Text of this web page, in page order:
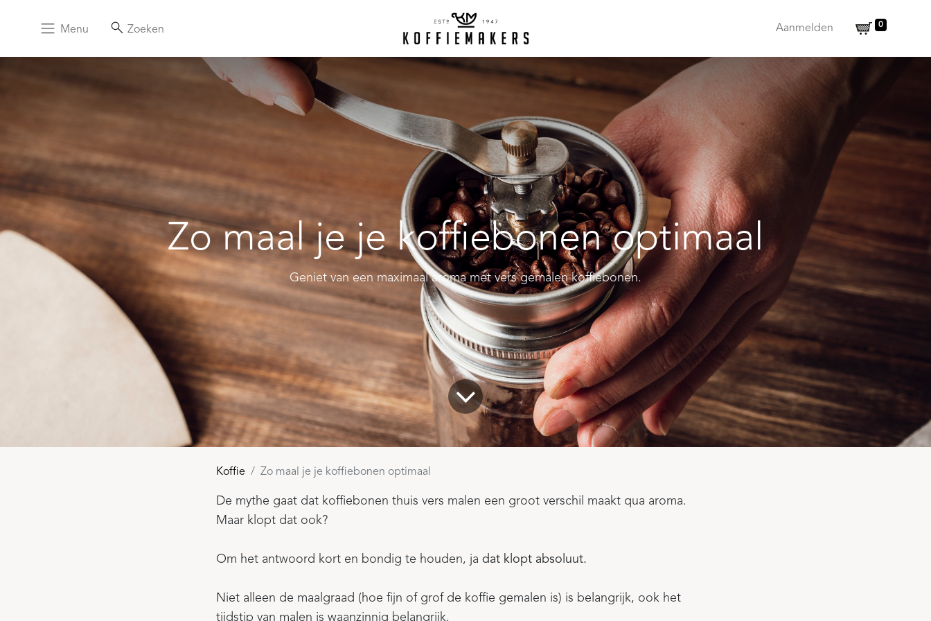
Aanmelden 0
Menu Zoeken
Zo maal je je koffiebonen optimaal
Geniet van een maximaal aroma met vers gemalen koffiebonen.
Koffie Zo maal je je koffiebonen optimaal
De mythe gaat dat koffiebonen thuis vers malen een groot verschil maakt qua aroma.
Maar klopt dat ook?
Om het antwoord kort en bondig te houden, ja dat klopt absoluut.
Niet alleen de maalgraad (hoe fijn of grof de koffie gemalen is) is belangrijk, ook het
tijdstip van malen is waanzinnig belangrijk.